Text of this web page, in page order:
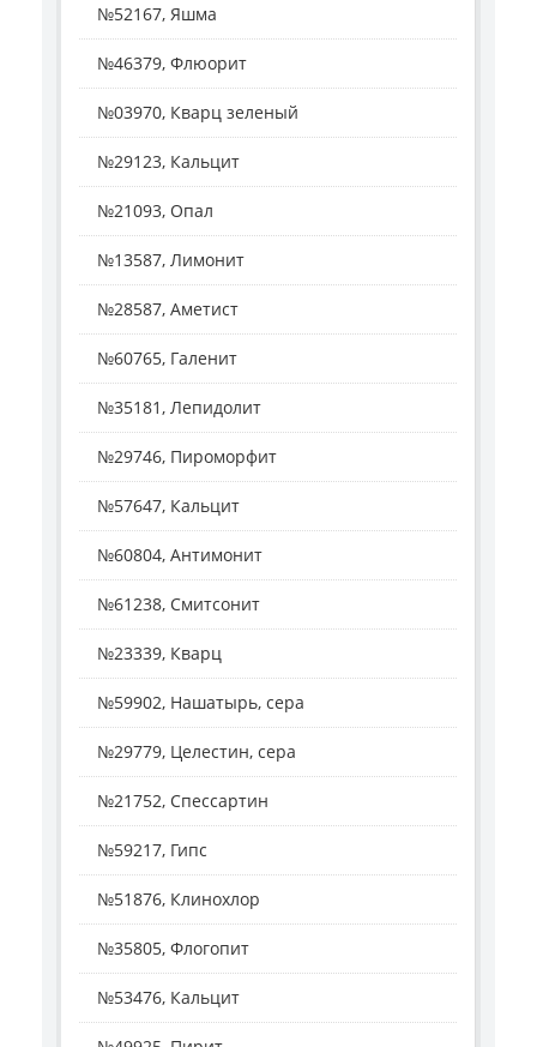
№52167, Яшма
№46379, Флюорит
№03970, Кварц зеленый
№29123, Кальцит
№21093, Опал
№13587, Лимонит
№28587, Аметист
№60765, Галенит
№35181, Лепидолит
№29746, Пироморфит
№57647, Кальцит
№60804, Антимонит
№61238, Смитсонит
№23339, Кварц
№59902, Нашатырь, сера
№29779, Целестин, сера
№21752, Спессартин
№59217, Гипс
№51876, Клинохлор
№35805, Флогопит
№53476, Кальцит